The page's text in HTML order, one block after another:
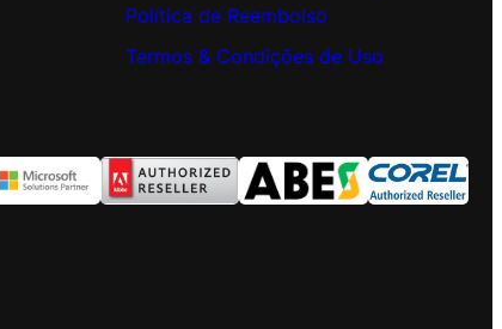
Política de Reembolso
Termos & Condições de Uso